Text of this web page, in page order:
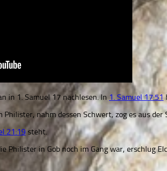
in 1. Samuel 17nachlesen. In 1. Samuel 17:51
nahm dessen Schwert, zog es aus
21:19steht.
Philister in Gob noch im Gang war, erschlug